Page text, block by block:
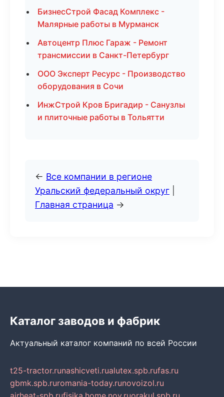
БизнесСтрой Фасад Комплекс -
Малярные работы в Мурманск
Автоцентр Плюс Гараж - Ремонт
трансмиссии в Санкт-Петербург
ООО Эксперт Ресурс - Производство
оборудования в Сочи
ИнжСтрой Кров Бригадир - Санузлы
и плиточные работы в Тольятти
← Все компании в регионе
Уральский федеральный округ
Главная страница →
Каталог заводов и фабрик
Актуальный каталог компаний по всей России
t25-tractor.runashicveti.rualutex.spb.rufas.ru
gbmk.spb.ruromania-today.runovoizol.ru